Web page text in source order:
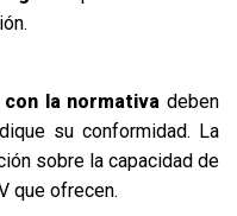
la normativa deben
su conformidad. La
sobre la capacidad de
que ofrecen.